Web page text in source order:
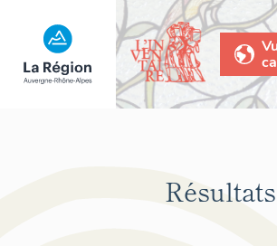
Résultats